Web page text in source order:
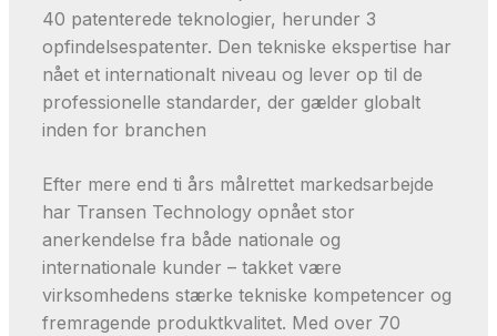
40 patenterede teknologier, herunder 3
opfindelsespatenter. Den tekniske ekspertise har
nået et internationalt niveau og lever op til de
professionelle standarder, der gælder globalt
inden for branchen
Efter mere end ti års målrettet markedsarbejde
har Transen Technology opnået stor
anerkendelse fra både nationale og
internationale kunder – takket være
virksomhedens stærke tekniske kompetencer og
fremragende produktkvalitet. Med over 70